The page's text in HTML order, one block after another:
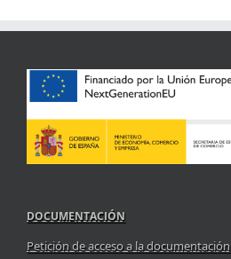
DOCUMENTACIÓN
Petición de acceso a la documentación